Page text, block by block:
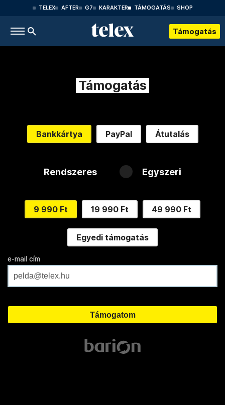
TELEX AFTER G7 KARAKTER TÁMOGATÁS SHOP
Támogatás
Támogatás
Bankkártya PayPal Átutalás
Rendszeres Egyszeri
9 990 Ft 19 990 Ft 49 990 Ft
Egyedi támogatás
e-mail cím